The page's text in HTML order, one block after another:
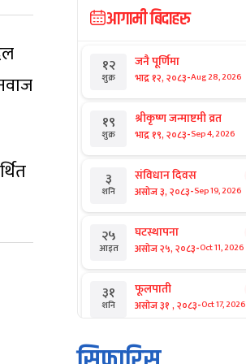
आगामी बिदाहरु
१२
शुक्र
जनै पूर्णिमा
भाद्र १२, २०८३-Aug 28, 2026
१९
शुक्र
श्रीकृष्ण जन्माष्टमी व्रत
भाद्र १९, २०८३-Sep 4, 2026
३
शनि
संविधान दिवस
असोज ३, २०८३-Sep 19, 2026
२५
आइत
घटस्थापना
असोज २५, २०८३-Oct 11, 2026
३१
शनि
फूलपाती
असोज ३१ , २०८३-Oct 17, 2026
१ कार्तिक सङ्क्रान्ति